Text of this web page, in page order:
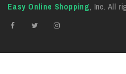
Easy Online Shopping, Inc. All